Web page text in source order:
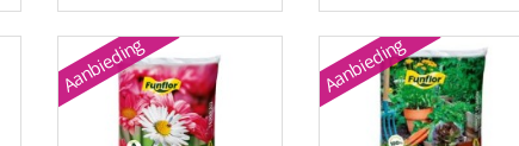
Aanbieding Aanbieding